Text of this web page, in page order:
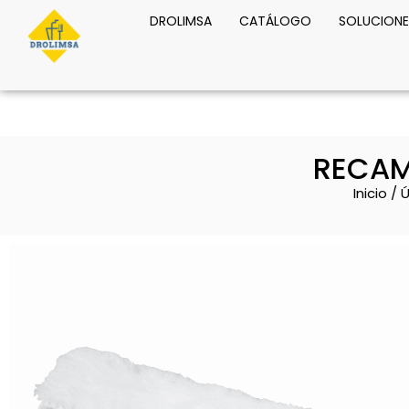
DROLIMSA CATÁLOGO
Inicio /